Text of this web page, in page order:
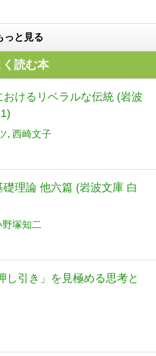
っと見る
読む本
おけるリベラルな伝統 (岩波
西崎文子
理論 他六篇 (岩波文庫 白
野塚知二
し引き」を見極める思考と